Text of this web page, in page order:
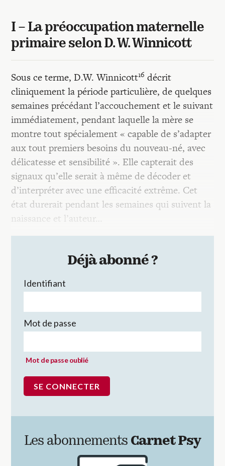
I – La préoccupation maternelle
primaire selon D. W. Winnicott
Sous ce terme, D.W. Winnicott16 décrit
cliniquement la période particulière, de quelques
semaines précédant l’accouchement et le suivant
immédiatement, pendant laquelle la mère se
montre tout spécialement « capable de s’adapter
aux tout premiers besoins du nouveau-né, avec
délicatesse et sensibilité ». Elle capterait des
signaux qu’elle serait à même de décoder et
d’interpréter avec une efficacité extrême. Cet
état durerait pendant les semaines qui suivent la
naissance et l’auteur…
Déjà abonné ?
Identifiant
Mot de passe
Mot de passe oublié
Les abonnements Carnet Psy